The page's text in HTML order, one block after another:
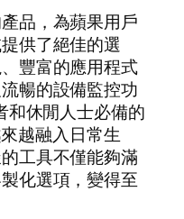
品，為蘋果用戶
供了絕佳的選
豐富的應用程式
暢的設備監控功
和休閒人士必備的
越融入日常生
工具不僅能夠滿
化選項，變得至